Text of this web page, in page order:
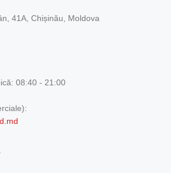
41A, Chișinău, Moldova
08:40 - 21:00